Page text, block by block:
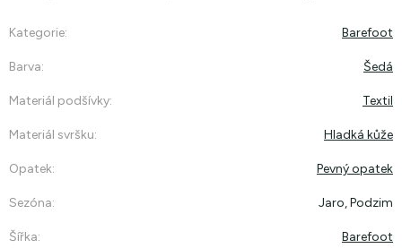
Kategorie: Barefoot
Barva: Šedá
Materiál podšívky: Textil
Materiál svršku: Hladká kůže
Opatek: Pevný opatek
Sezóna: Jaro, Podzim
Šířka: Barefoot